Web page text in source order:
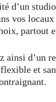
d’un
vos
partout
ainsi d’un
et